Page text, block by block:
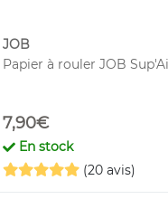
JOB
Papier à rouler JOB
7,90€
En stock
(20 avis)